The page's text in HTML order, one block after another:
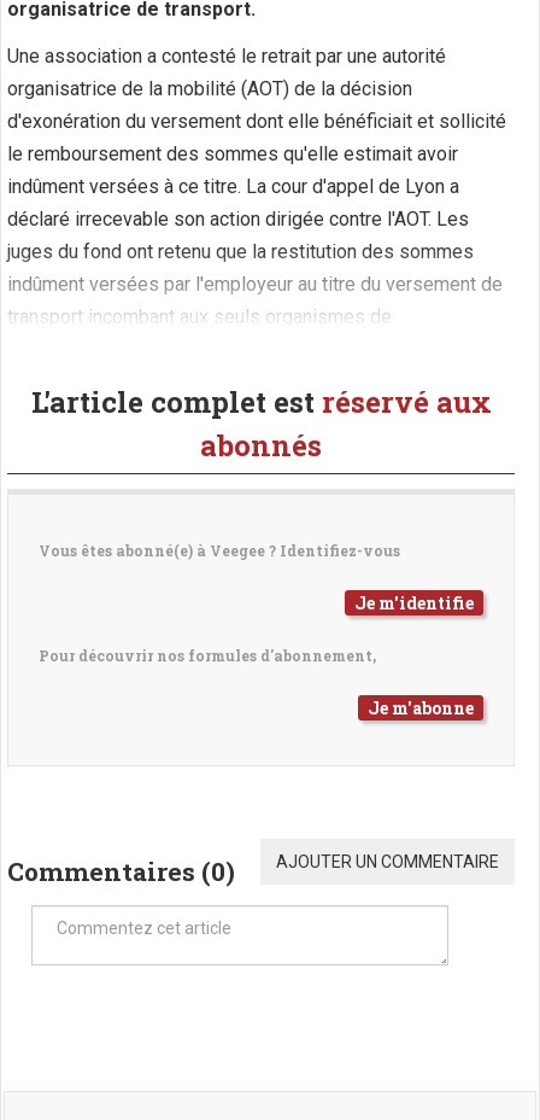
organisatrice de transport.
Une association a contesté le retrait par une autorité
organisatrice de la mobilité (AOT) de la décision
d'exonération du versement dont elle bénéficiait et sollicité
le remboursement des sommes qu'elle estimait avoir
indûment versées à ce titre. La cour d'appel de Lyon a
déclaré irrecevable son action dirigée contre l'AOT. Les
juges du fond ont retenu que la restitution des sommes
indûment versées par l'employeur au titre du versement de
transport incombant aux seuls organismes de
L'article complet est réservé aux
abonnés
Vous êtes abonné(e) à Veegee ? Identifiez-vous
Je m'identifie
Pour découvrir nos formules d'abonnement,
Je m'abonne
Commentaires (0) AJOUTER UN COMMENTAIRE